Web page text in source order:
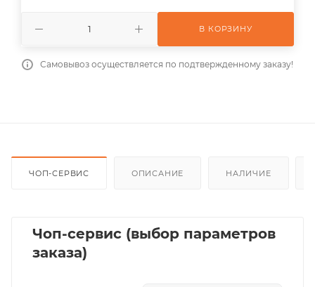
В КОРЗИНУ
Самовывоз осуществляется по подтвержденному заказу!
ЧОП-СЕРВИС ОПИСАНИЕ НАЛИЧИЕ
Чоп-сервис (выбор параметров
заказа)